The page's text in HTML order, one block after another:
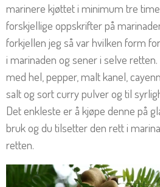
marinere kjøttet i minimum tre
forskjellige oppskrifter på
forkjellen jeg så var hvilken form
i marinaden og sener i selve
med hel, pepper, malt kanel,
salt og sort curry pulver og til
Det enkleste er å kjøpe denne på
bruk og du tilsetter den rett i
retten.